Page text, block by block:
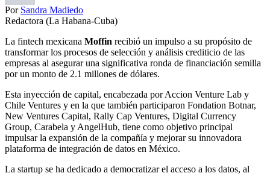
Por Sandra Madiedo
Redactora (La Habana-Cuba)
La fintech mexicana Moffin recibió un impulso a su propósito de
transformar los procesos de selección y análisis crediticio de las
empresas al asegurar una significativa ronda de financiación semilla
por un monto de 2.1 millones de dólares.
Esta inyección de capital, encabezada por Accion Venture Lab y
Chile Ventures y en la que también participaron Fondation Botnar,
New Ventures Capital, Rally Cap Ventures, Digital Currency
Group, Carabela y AngelHub, tiene como objetivo principal
impulsar la expansión de la compañía y mejorar su innovadora
plataforma de integración de datos en México.
La startup se ha dedicado a democratizar el acceso a los datos, al